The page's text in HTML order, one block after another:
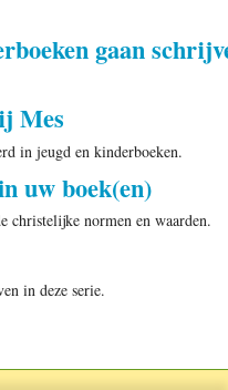
gaan
Mes
in jeugd en kinderboeken.
uw boek(en)
christelijke normen en waarden.
in deze serie.